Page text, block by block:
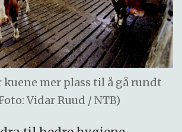
kuene mer plass til å gå rundt
Vidar Ruud / NTB)